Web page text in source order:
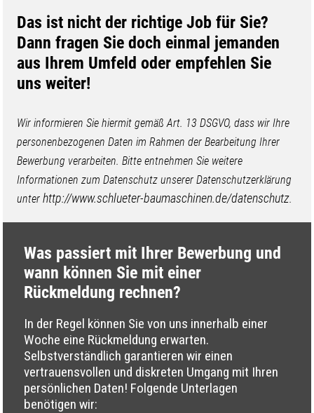
Das ist nicht der richtige Job für Sie?
Dann fragen Sie doch einmal jemanden
aus Ihrem Umfeld oder empfehlen Sie
uns weiter!
Wir informieren Sie hiermit gemäß Art. 13 DSGVO, dass wir Ihre
personenbezogenen Daten im Rahmen der Bearbeitung Ihrer
Bewerbung verarbeiten. Bitte entnehmen Sie weitere
Informationen zum Datenschutz unserer Datenschutzerklärung
unterhttp://www.schlueter-baumaschinen.de/datenschutz.
Was passiert mit Ihrer Bewerbung und
wann können Sie mit einer
Rückmeldung rechnen?
In der Regel können Sie von uns innerhalb einer
Woche eine Rückmeldung erwarten.
Selbstverständlich garantieren wir einen
vertrauensvollen und diskreten Umgang mit Ihren
persönlichen Daten! Folgende Unterlagen
benötigen wir: